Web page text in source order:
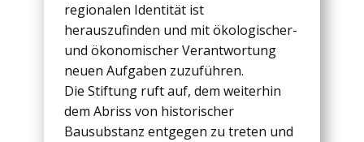
regionalen Identität ist
herauszufinden und mit ökologischer-
und ökonomischer Verantwortung
neuen Aufgaben zuzuführen.
Die Stiftung ruft auf, dem weiterhin
dem Abriss von historischer
Bausubstanz entgegen zu treten und